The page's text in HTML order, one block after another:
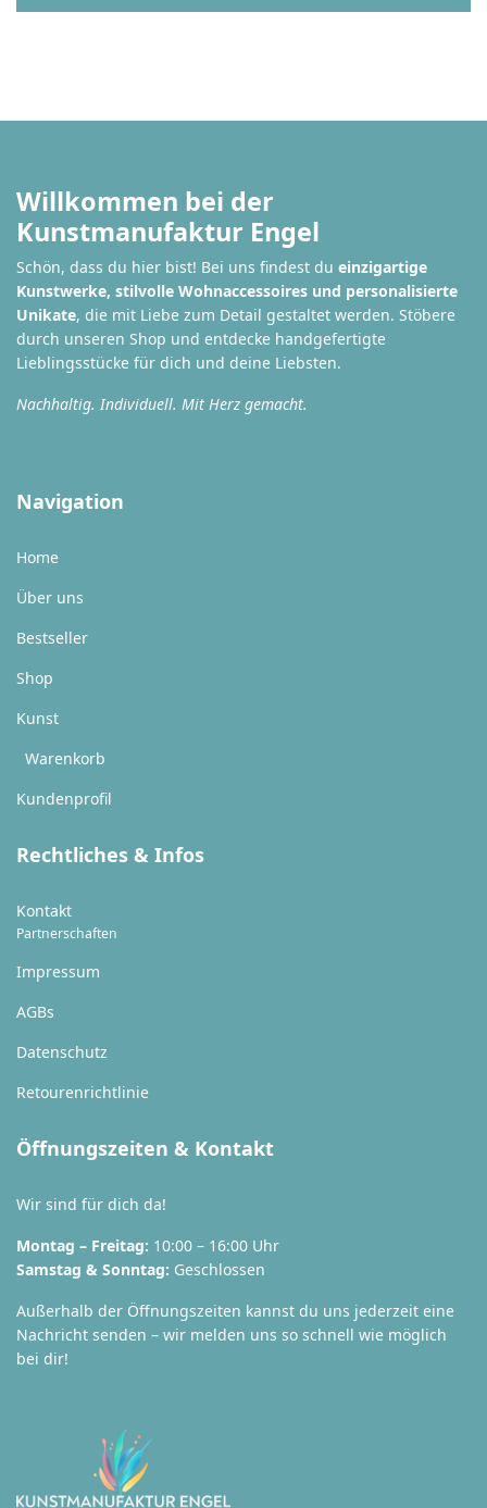
Willkommen bei der
Kunstmanufaktur Engel
Schön, dass du hier bist! Bei uns findest du einzigartige
Kunstwerke, stilvolle Wohnaccessoires und personalisierte
Unikate, die mit Liebe zum Detail gestaltet werden. Stöbere
durch unseren Shop und entdecke handgefertigte
Lieblingsstücke für dich und deine Liebsten.
Nachhaltig. Individuell. Mit Herz gemacht.
Navigation
Home
Über uns
Bestseller
Shop
Kunst
Warenkorb
Kundenprofil
Rechtliches & Infos
Kontakt
Partnerschaften
Impressum
AGBs
Datenschutz
Retourenrichtlinie
Öffnungszeiten & Kontakt
Wir sind für dich da!
Montag – Freitag: 10:00 – 16:00 Uhr
Samstag & Sonntag: Geschlossen
Außerhalb der Öffnungszeiten kannst du uns jederzeit eine
Nachricht senden – wir melden uns so schnell wie möglich
bei dir!